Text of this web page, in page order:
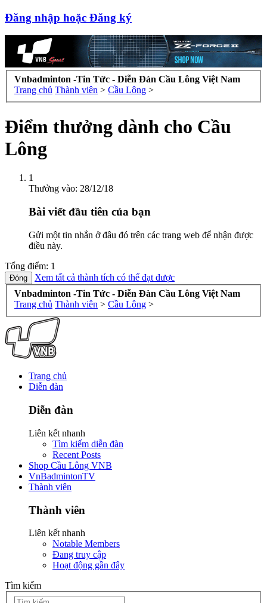
Đăng nhập hoặc Đăng ký
Vnbadminton -Tin Tức - Diễn Đàn Cầu Lông Việt Nam
Trang chủ Thành viên > Cầu Lông >
Điểm thưởng dành cho Cầu
Lông
1
Thưởng vào: 28/12/18
Bài viết đầu tiên của bạn
Gửi một tin nhắn ở đâu đó trên các trang web để nhận được
điều này.
Tổng điểm: 1
Xem tất cả thành tích có thể đạt được
Vnbadminton -Tin Tức - Diễn Đàn Cầu Lông Việt Nam
Trang chủ Thành viên > Cầu Lông >
Trang chủ
Diễn đàn
Diễn đàn
Liên kết nhanh
Tìm kiếm diễn đàn
Recent Posts
Shop Cầu Lông VNB
VnBadmintonTV
Thành viên
Thành viên
Liên kết nhanh
Notable Members
Đang truy cập
Hoạt động gần đây
Tìm kiếm